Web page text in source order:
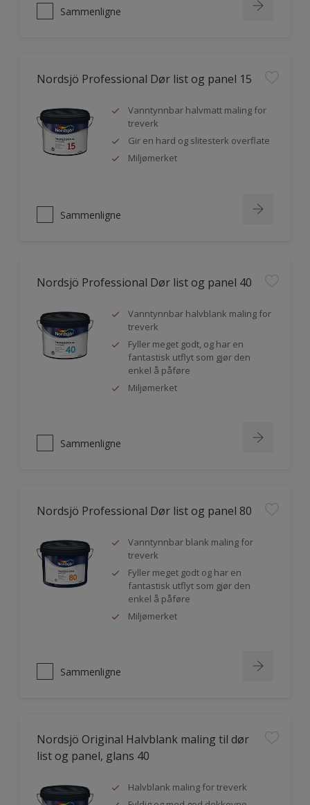
Sammenligne
Nordsjö Professional Dør list og panel 15
Vanntynnbar halvmatt maling for
treverk
Gir en hard og slitesterk overflate
Miljømerket
Sammenligne
Nordsjö Professional Dør list og panel 40
Vanntynnbar halvblank maling for
treverk
Fyller meget godt, og har en
fantastisk utflyt som gjør den
enkel å påføre
Miljømerket
Sammenligne
Nordsjö Professional Dør list og panel 80
Vanntynnbar blank maling for
treverk
Fyller meget godt og har en
fantastisk utflyt som gjør den
enkel å påføre
Miljømerket
Sammenligne
Nordsjö Original Halvblank maling til dør
list og panel, glans 40
Halvblank maling for treverk